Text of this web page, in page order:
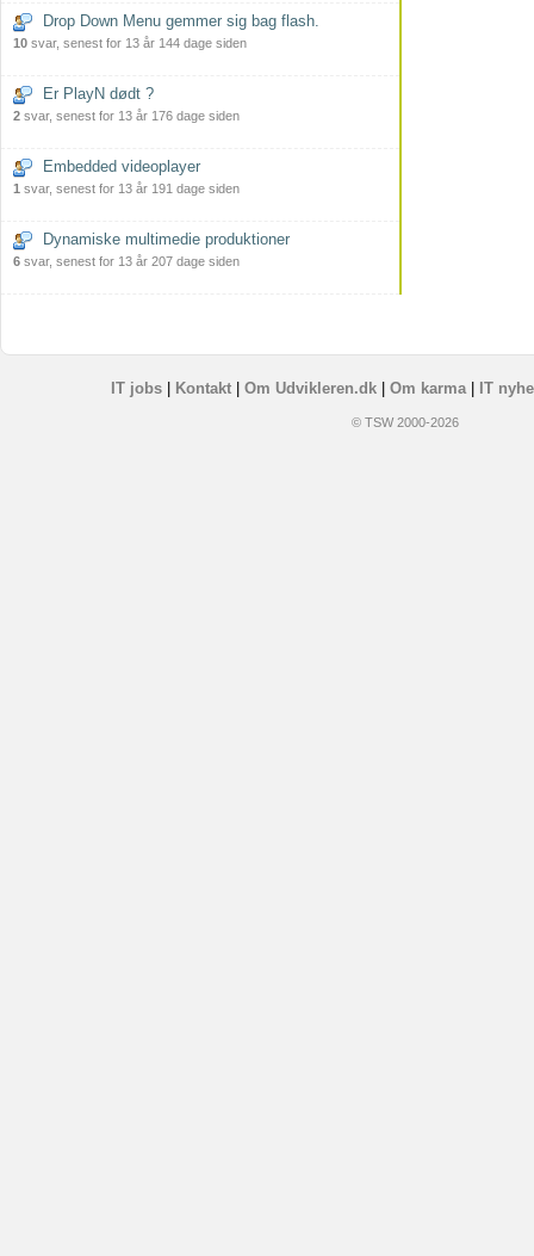
Drop Down Menu gemmer sig bag flash.
10 svar, senest for 13 år 144 dage siden
Er PlayN dødt ?
2 svar, senest for 13 år 176 dage siden
Embedded videoplayer
1 svar, senest for 13 år 191 dage siden
Dynamiske multimedie produktioner
6 svar, senest for 13 år 207 dage siden
IT jobs| Kontakt| Om Udvikleren.dk| Om karma| IT
© TSW 2000-2026